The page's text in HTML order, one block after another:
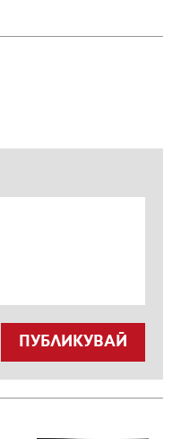
ПУБЛИКУВАЙ